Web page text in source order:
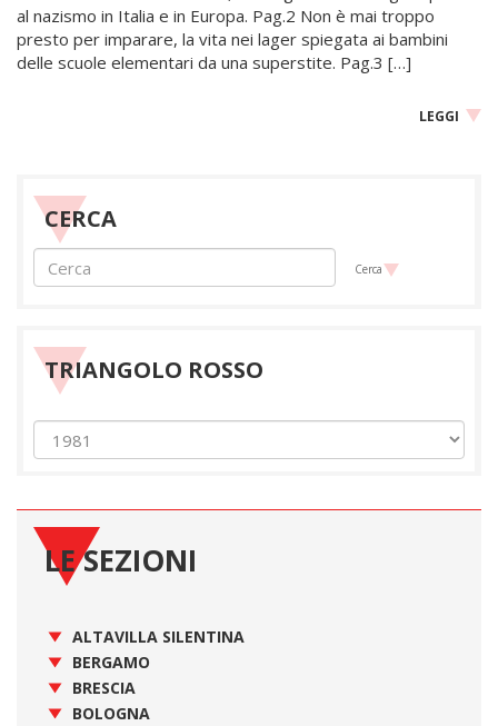
al nazismo in Italia e in Europa. Pag.2 Non è mai troppo
presto per imparare, la vita nei lager spiegata ai bambini
delle scuole elementari da una superstite. Pag.3 […]
LEGGI
CERCA
Cerca
TRIANGOLO ROSSO
LE SEZIONI
ALTAVILLA SILENTINA
BERGAMO
BRESCIA
BOLOGNA